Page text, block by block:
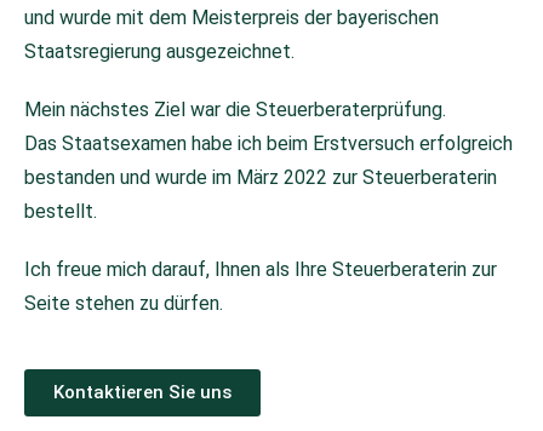
und wurde mit dem Meisterpreis der bayerischen
Staatsregierung ausgezeichnet.
Mein nächstes Ziel war die Steuerberaterprüfung.
Das Staatsexamen habe ich beim Erstversuch erfolgreich
bestanden und wurde im März 2022 zur Steuerberaterin
bestellt.
Ich freue mich darauf, Ihnen als Ihre Steuerberaterin zur
Seite stehen zu dürfen.
Kontaktieren Sie uns